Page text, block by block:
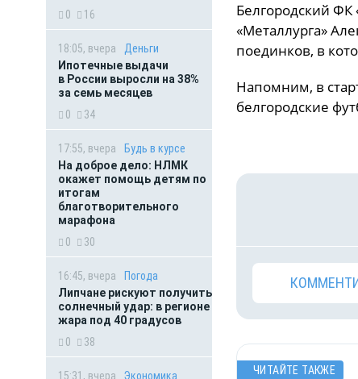
0
16
18:05, вчера
Деньги
Ипотечные выдачи
в России выросли на 38%
за семь месяцев
0
34
17:55, вчера
Будь в курсе
На доброе дело: НЛМК
окажет помощь детям по
итогам
благотворительного
марафона
0
30
16:45, вчера
Погода
Липчане рискуют получить
солнечный удар: в регионе
жара под 40 градусов
0
38
15:31, вчера
Экономика
Белгородский ФК
«Металлурга»
поединков, в
Напомним, в
белгородские
ЧИТАЙТЕ ТАКЖЕ